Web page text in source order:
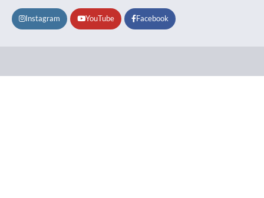
Instagram YouTube Facebook